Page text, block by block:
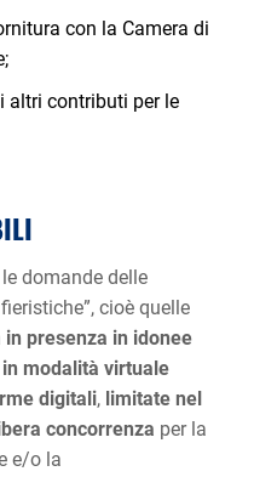
con la Camera di
altri contributi per le
domande delle
cioè quelle
presenza in idonee
modalità virtuale
digitali, limitate nel
concorrenza per la
e/o la